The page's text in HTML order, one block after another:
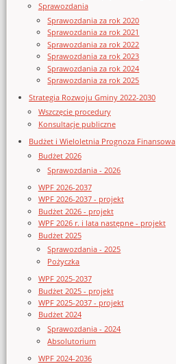
Sprawozdania
Sprawozdania za rok 2020
Sprawozdania za rok 2021
Sprawozdania za rok 2022
Sprawozdania za rok 2023
Sprawozdania za rok 2024
Sprawozdania za rok 2025
Strategia Rozwoju Gminy 2022-2030
Wszczęcie procedury
Konsultacje publiczne
Budżet i Wieloletnia Prognoza Finansowa
Budżet 2026
Sprawozdania - 2026
WPF 2026-2037
WPF 2026-2037 - projekt
Budżet 2026 - projekt
WPF 2026 r. i lata następne - projekt
Budżet 2025
Sprawozdania - 2025
Pożyczka
WPF 2025-2037
Budżet 2025 - projekt
WPF 2025-2037 - projekt
Budżet 2024
Sprawozdania - 2024
Absolutorium
WPF 2024-2036